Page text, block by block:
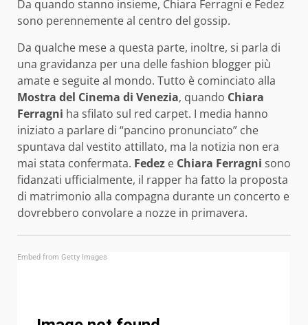
Da quando stanno insieme, Chiara Ferragni e Fedez
sono perennemente al centro del gossip.
Da qualche mese a questa parte, inoltre, si parla di
una gravidanza per una delle fashion blogger più
amate e seguite al mondo. Tutto è cominciato alla
Mostra del Cinema di Venezia, quando Chiara
Ferragni ha sfilato sul red carpet. I media hanno
iniziato a parlare di “pancino pronunciato” che
spuntava dal vestito attillato, ma la notizia non era
mai stata confermata. Fedez e Chiara Ferragni sono
fidanzati ufficialmente, il rapper ha fatto la proposta
di matrimonio alla compagna durante un concerto e
dovrebbero convolare a nozze in primavera.
Embed from Getty Images